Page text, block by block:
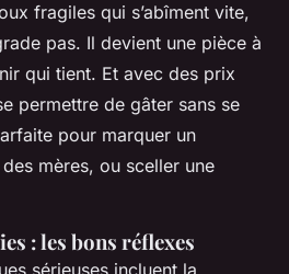
fragiles qui s’abîment vite,
pas. Il devient une pièce à
qui tient. Et avec des prix
permettre de gâter sans se
pour marquer un
mères, ou sceller une
: les bons réflexes